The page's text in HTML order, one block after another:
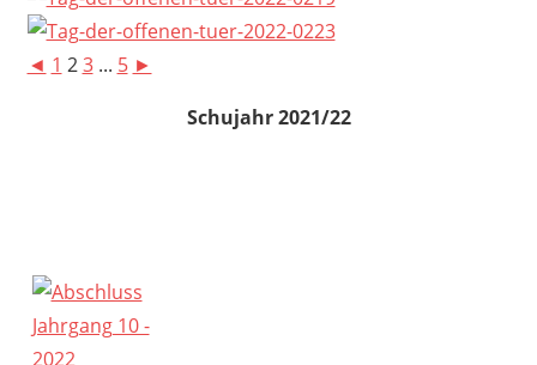
◄ 1 2 3 ... 5 ►
Schujahr 2021/22